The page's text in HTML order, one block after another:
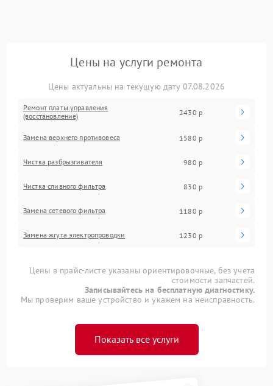
Цены на услуги ремонта
Цены актуальны на текущую дату 07.08.2026
Ремонт платы управления
(восстановление)
2430 р
Замена верхнего противовеса 1580 р
Чистка разбрызгивателя 980 р
Чистка сливного фильтра 830 р
Замена сетевого фильтра 1180 р
Замена жгута электропроводки 1230 р
Цены в прайс-листе указаны ориентировочные, без учета
стоимости запчастей.
Записывайтесь на бесплатную диагностику.
Мы проверим ваше устройство и укажем на неисправность.
Показать все услуги